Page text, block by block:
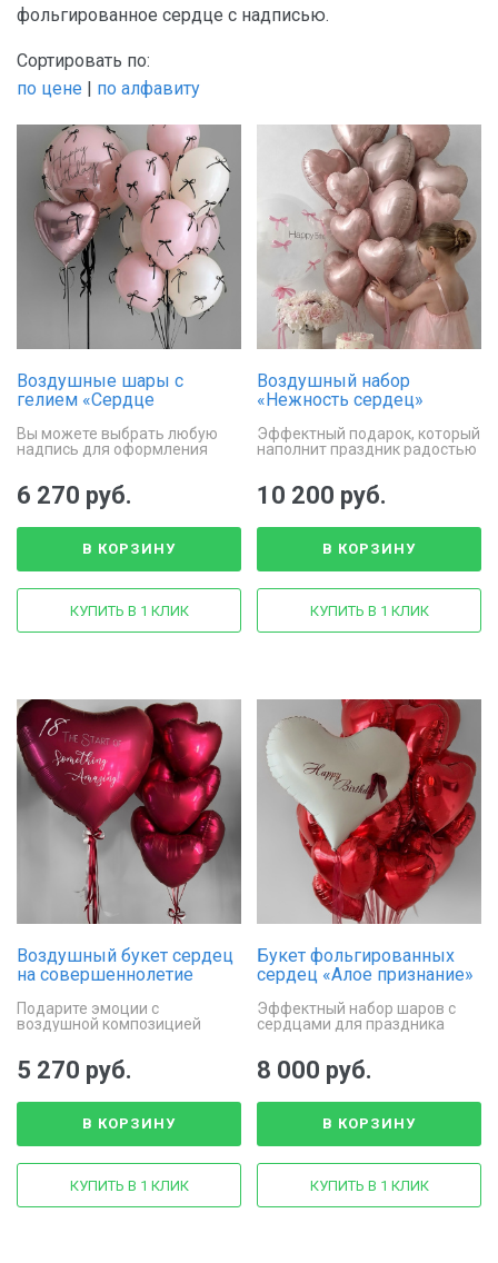
фольгированное сердце с надписью.
Сортировать по:
по цене | по алфавиту
Воздушные шары с
гелием «Сердце
Вы можете выбрать любую
надпись для оформления
6 270 руб.
В КОРЗИНУ
КУПИТЬ В 1 КЛИК
Воздушный набор
«Нежность сердец»
Эффектный подарок, который
наполнит праздник радостью
10 200 руб.
В КОРЗИНУ
КУПИТЬ В 1 КЛИК
Воздушный букет сердец
на совершеннолетие
Подарите эмоции с
воздушной композицией
5 270 руб.
В КОРЗИНУ
КУПИТЬ В 1 КЛИК
Букет фольгированных
сердец «Алое признание»
Эффектный набор шаров с
сердцами для праздника
8 000 руб.
В КОРЗИНУ
КУПИТЬ В 1 КЛИК